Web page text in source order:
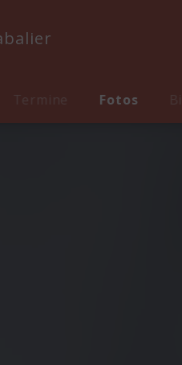
Termine Fotos